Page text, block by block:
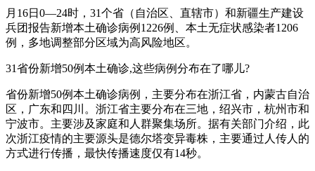
月16日0—24时，31个省（自治区、直辖市）和新疆生产建设
兵团报告新增本土确诊病例1226例、本土无症状感染者1206
例，多地调整部分区域为高风险地区。
31省份新增50例本土确诊,这些病例分布在了哪儿?
省份新增50例本土确诊病例，主要分布在浙江省，内蒙古自治
区，广东和四川。浙江省主要分布在三地，绍兴市，杭州市和
宁波市。主要涉及家庭和人群聚集场所。据有关部门介绍，此
次浙江疫情的主要源头是德尔塔变异毒株，主要通过人传人的
方式进行传播，最快传播速度仅有14秒。